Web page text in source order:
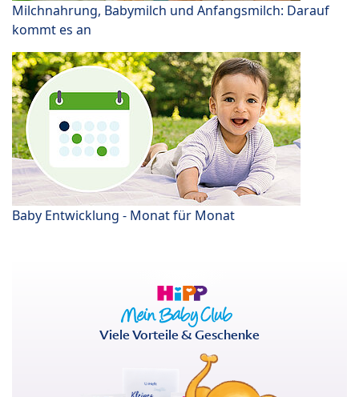
Milchnahrung, Babymilch und Anfangsmilch: Darauf
kommt es an
Baby Entwicklung - Monat für Monat
Viele Vorteile & Geschenke